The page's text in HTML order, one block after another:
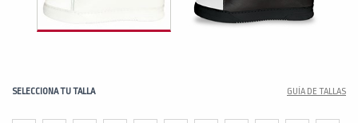
SELECCIONA TU TALLA GUÍA DE TALLAS